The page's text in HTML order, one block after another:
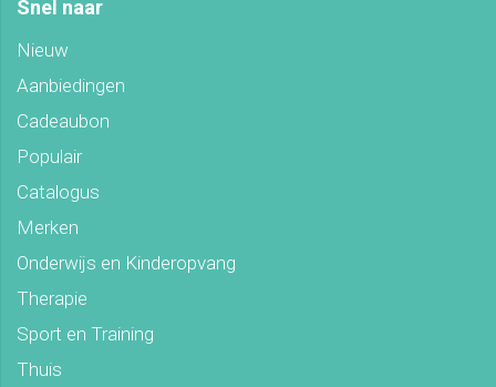
Snel naar
Nieuw
Aanbiedingen
Cadeaubon
Populair
Catalogus
Merken
Onderwijs en Kinderopvang
Therapie
Sport en Training
Thuis